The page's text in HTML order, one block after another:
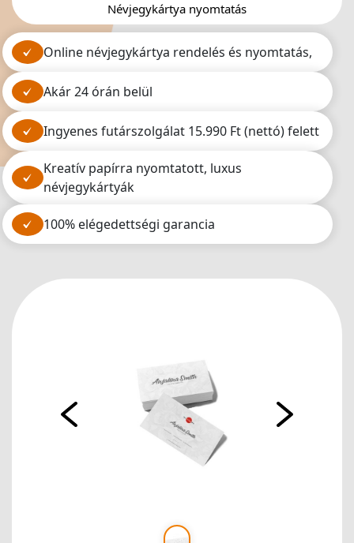
Névjegykártya nyomtatás
online névjegykártya rendelés és nyomtatás,
akár 24 órán belül
ingyenes futárszolgálat 15.990 Ft (nettó) felett
kreatív papírra nyomtatott, luxus
névjegykártyák
100% elégedettségi garancia